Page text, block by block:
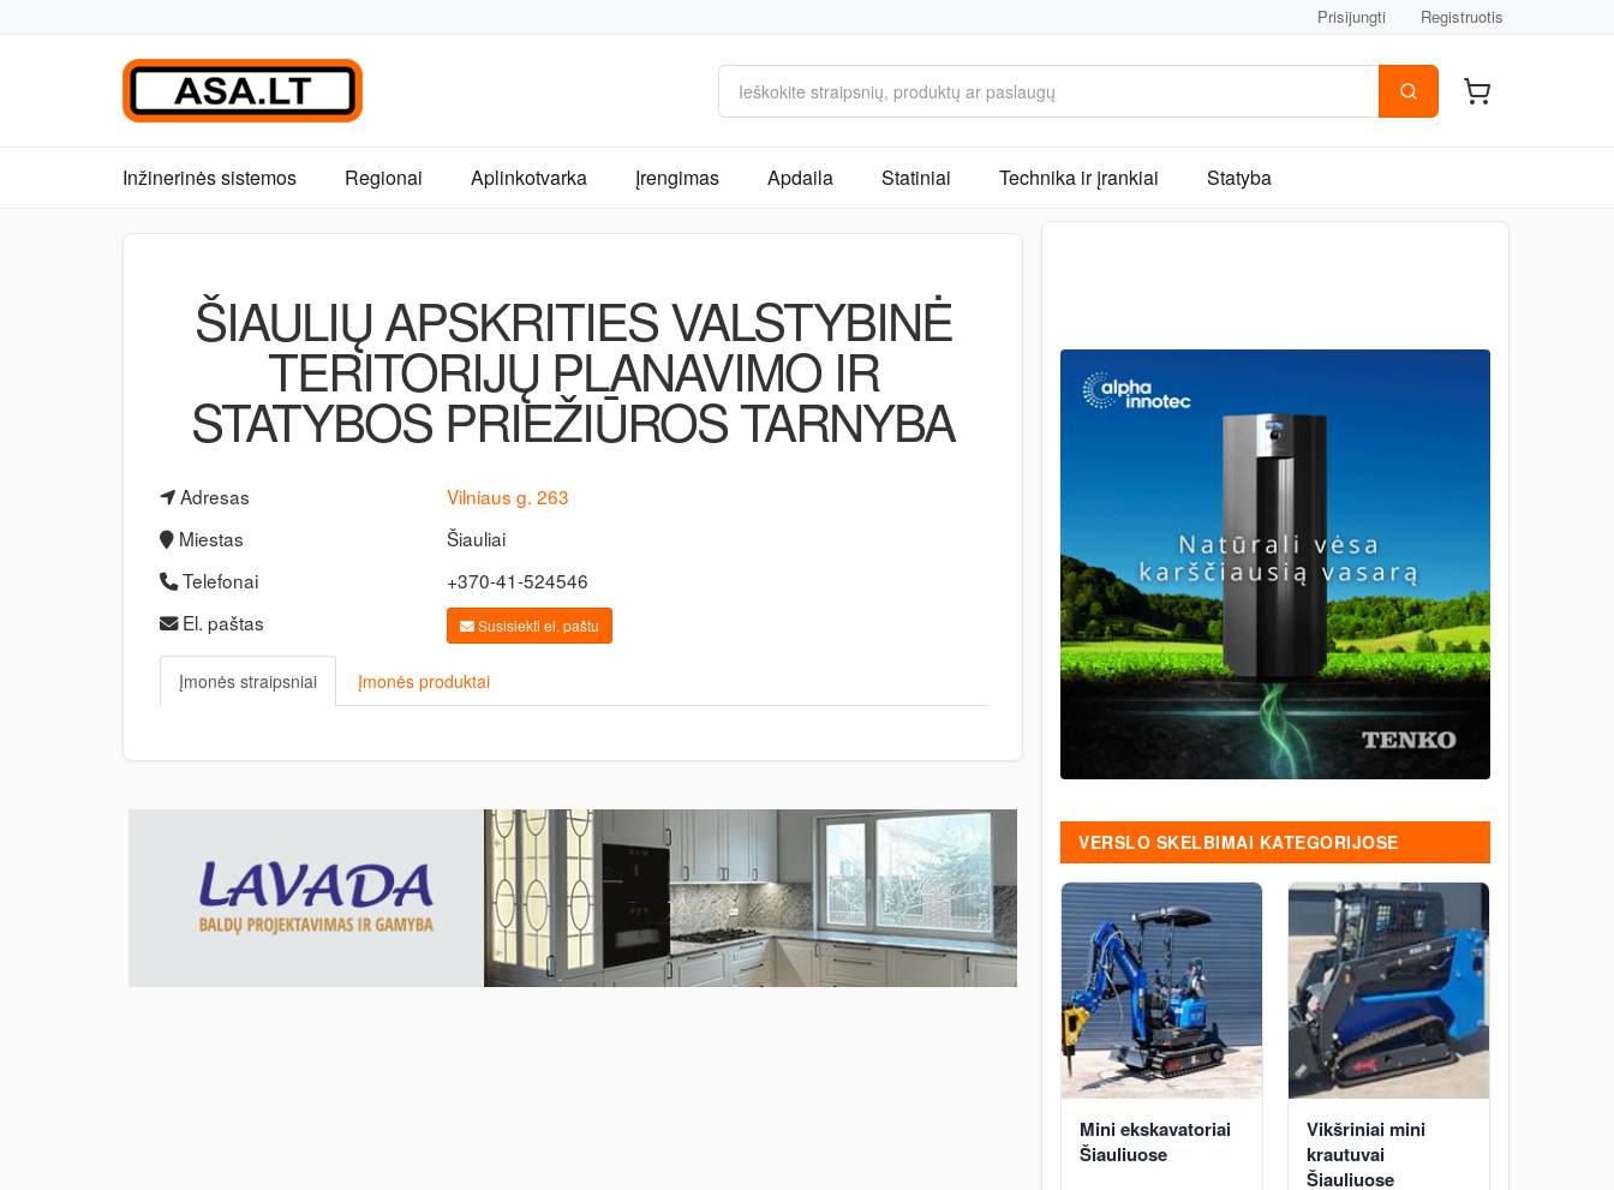
Prisijungti Registruotis
Inžinerinės sistemos Regionai Aplinkotvarka Įrengimas Apdaila Statiniai Technika ir įrankiai Statyba
ŠIAULIŲ APSKRITIES VALSTYBINĖ
TERITORIJŲ PLANAVIMO IR
STATYBOS PRIEŽIŪROS TARNYBA
Adresas
Vilniaus g. 263
Miestas
Šiauliai
Telefonai
+370-41-524546
El. paštas
Susisiekti el. paštu
Įmonės straipsniai Įmonės produktai
VERSLO SKELBIMAI KATEGORIJOSE
Mini ekskavatoriai
Šiauliuose
Vikšriniai mini
krautuvai
Šiauliuose